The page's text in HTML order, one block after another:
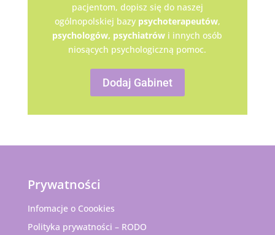
pacjentom, dopisz się do naszej
ogólnopolskiej bazy psychoterapeutów,
psychologów, psychiatrów i innych osób
niosących psychologiczną pomoc.
Dodaj Gabinet
Prywatności
Infomacje o Coookies
Polityka prywatności – RODO